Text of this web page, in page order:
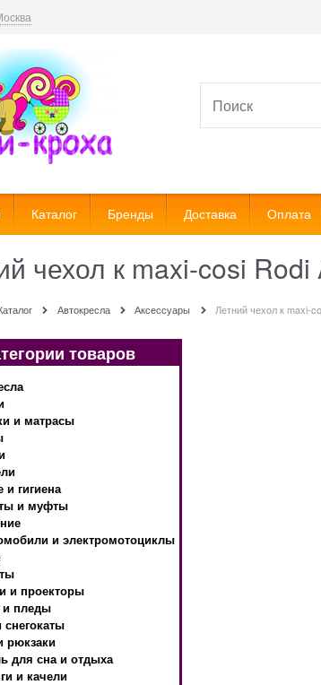
Каталог Бренды Доставка Оплата
чехол к maxi-cosi Rodi
Автокресла Аксессуары Летний чехол к maxi-
товаров
и матрасы
и гигиена
и муфты
и электромотоциклы
и проекторы
пледы
рюкзаки
для сна и отдыха
и качели